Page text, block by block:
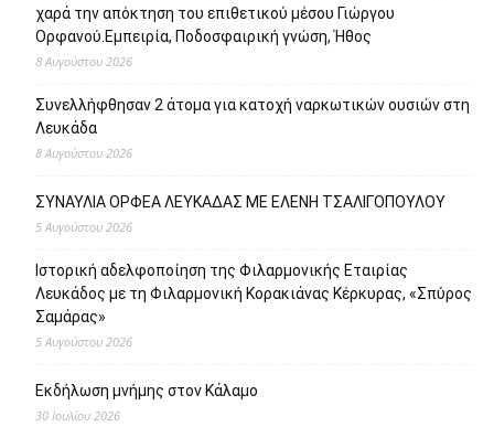
χαρά την απόκτηση του επιθετικού μέσου Γιώργου
Ορφανού.Εμπειρία, Ποδοσφαιρική γνώση, Ήθος
8 Αυγούστου 2026
Συνελλήφθησαν 2 άτομα για κατοχή ναρκωτικών ουσιών στη
Λευκάδα
8 Αυγούστου 2026
ΣΥΝΑΥΛΙΑ ΟΡΦΕΑ ΛΕΥΚΑΔΑΣ ΜΕ ΕΛΕΝΗ ΤΣΑΛΙΓΟΠΟΥΛΟΥ
5 Αυγούστου 2026
Ιστορική αδελφοποίηση της Φιλαρμονικής Εταιρίας
Λευκάδος με τη Φιλαρμονική Κορακιάνας Κέρκυρας, «Σπύρος
Σαμάρας»
5 Αυγούστου 2026
Εκδήλωση μνήμης στον Κάλαμο
30 Ιουλίου 2026